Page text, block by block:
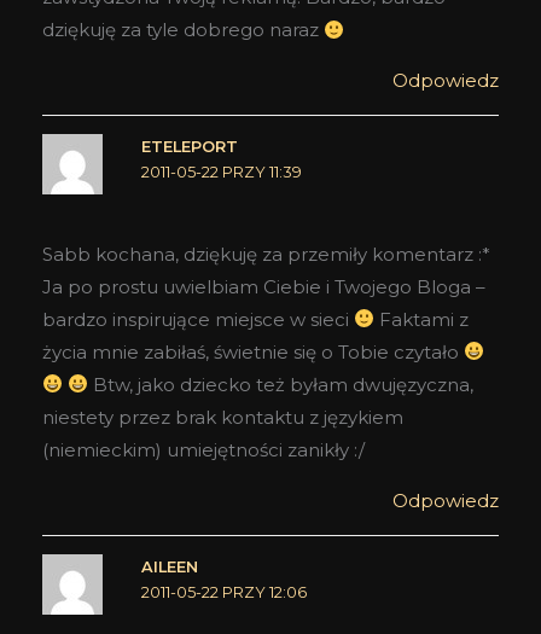
dziękuję za tyle dobrego naraz
Odpowiedz
ETELEPORT
2011-05-22 PRZY 11:39
Sabb kochana, dziękuję za przemiły komentarz :*
Ja po prostu uwielbiam Ciebie i Twojego Bloga –
bardzo inspirujące miejsce w sieci
Faktami z
życia mnie zabiłaś, świetnie się o Tobie czytało
Btw, jako dziecko też byłam dwujęzyczna,
niestety przez brak kontaktu z językiem
(niemieckim) umiejętności zanikły :/
Odpowiedz
AILEEN
2011-05-22 PRZY 12:06